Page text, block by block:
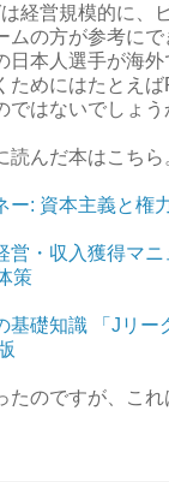
経営規模的に、
ムの方が参考に
日本人選手が海
ためにはたとえ
はないでしょう
んだ本はこちら
ー: 資本主義と権
営・収入獲得マ
策
基礎知識 「Jリー
たのですが、これ